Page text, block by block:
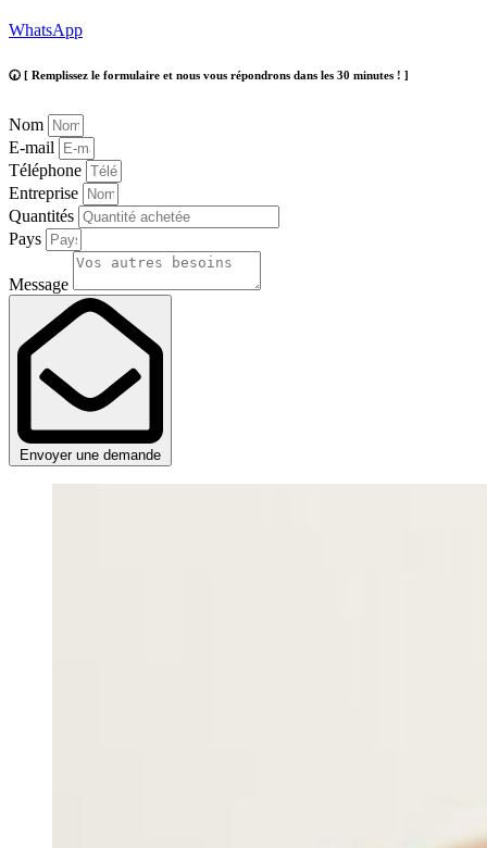
WhatsApp
🕢 [ Remplissez le formulaire et nous vous répondrons dans les 30 minutes ! ]
Nom
E-mail
Téléphone
Entreprise
Quantités
Pays
Message
Envoyer une demande